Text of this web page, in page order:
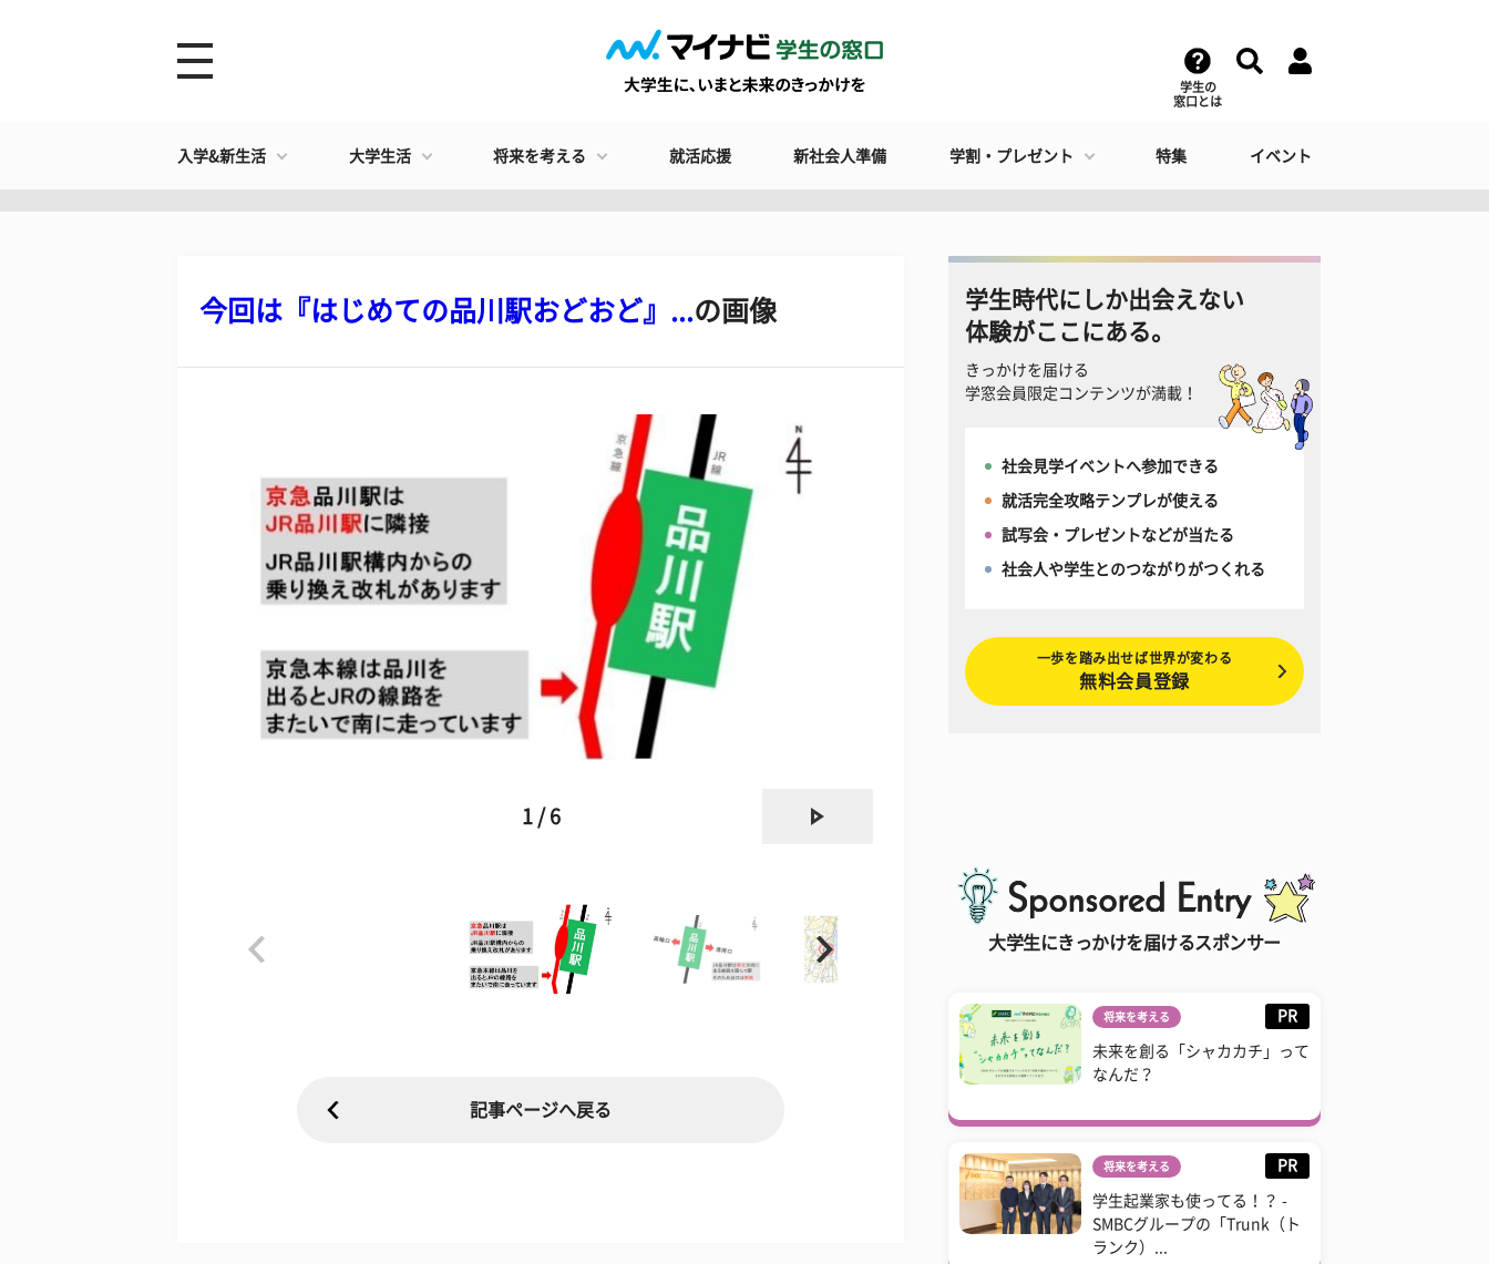
学生の
窓口とは
入学&新生活 大学生活 将来を考える 就活応援 新社会人準備 学割・プレゼント 特集 イベント
今回は『はじめての品川駅おどおど』...の画像
1 / 6
記事ページへ戻る
学生時代にしか出会えない
体験がここにある。
きっかけを届ける
学窓会員限定コンテンツが満載！
社会見学イベントへ参加できる
就活完全攻略テンプレが使える
試写会・プレゼントなどが当たる
社会人や学生とのつながりがつくれる
一歩を踏み出せば世界が変わる
無料会員登録
大学生にきっかけを届けるスポンサー
将来を考える PR
未来を創る「シャカカチ」って
なんだ？
将来を考える PR
学生起業家も使ってる！？ -
SMBCグループの「Trunk（ト
ランク）...